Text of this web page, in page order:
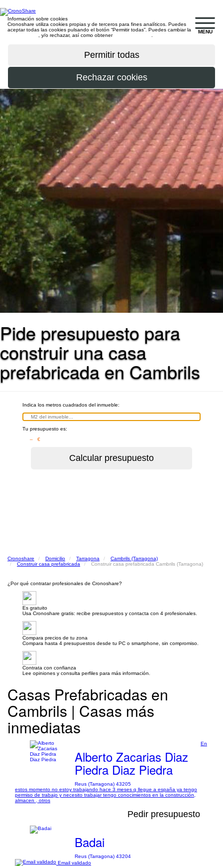
MENU
Información sobre cookies
Cronoshare utiliza cookies propias y de terceros para fines analíticos. Puedes
aceptar todas las cookies pulsando el botón “Permitir todas”. Puedes cambiar la
, y/o rechazar, así como obtener
Pide presupuesto para
construir una casa
prefabricada en Cambrils
Indica los metros cuadrados del inmueble:
Tu presupuesto es:
– €
Cronoshare Domicilio Tarragona
Cambrils (Tarragona)
Construir casa prefabricada
Construir casa prefabricada Cambrils (Tarragona)
¿Por qué contratar profesionales de Cronoshare?
Es gratuito
Usa Cronoshare gratis: recibe presupuestos y contacta con 4 profesionales.
Compara precios de tu zona
Compara hasta 4 presupuestos desde tu PC o smartphone, sin compromiso.
Contrata con confianza
Lee opiniones y consulta perfiles para más información.
Casas Prefabricadas en
Cambrils | Casas más
inmediatas
Alberto Zacarias Diaz
Piedra Diaz Piedra
Reus (Tarragona) 43205
En
estos momento no estoy trabajando hace 3 meses q llegue a españa ya tengo
permiso de trabajo y necesito trabajar tengo conocimientos en la construcción,
almacen , otros
Pedir presupuesto
Badai
Reus (Tarragona) 43204
Email validado